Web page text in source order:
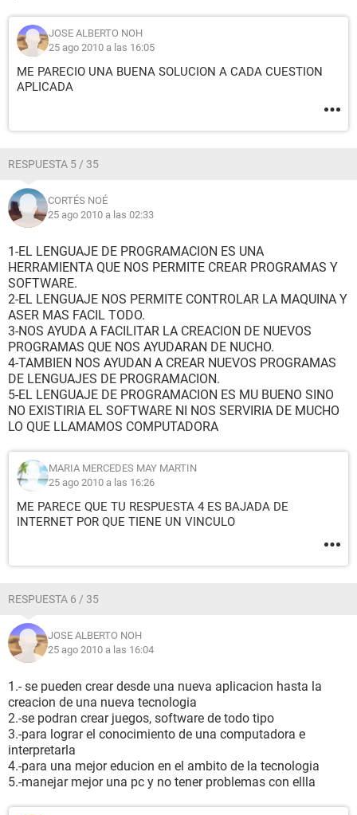
JOSE ALBERTO NOH
25 ago 2010 a las 16:05
ME PARECIO UNA BUENA SOLUCION A CADA CUESTION
APLICADA
RESPUESTA 5 / 35
CORTÉS NOÉ
25 ago 2010 a las 02:33
1-EL LENGUAJE DE PROGRAMACION ES UNA
HERRAMIENTA QUE NOS PERMITE CREAR PROGRAMAS Y
SOFTWARE.
2-EL LENGUAJE NOS PERMITE CONTROLAR LA MAQUINA Y
ASER MAS FACIL TODO.
3-NOS AYUDA A FACILITAR LA CREACION DE NUEVOS
PROGRAMAS QUE NOS AYUDARAN DE NUCHO.
4-TAMBIEN NOS AYUDAN A CREAR NUEVOS PROGRAMAS
DE LENGUAJES DE PROGRAMACION.
5-EL LENGUAJE DE PROGRAMACION ES MU BUENO SINO
NO EXISTIRIA EL SOFTWARE NI NOS SERVIRIA DE MUCHO
LO QUE LLAMAMOS COMPUTADORA
MARIA MERCEDES MAY MARTIN
25 ago 2010 a las 16:26
ME PARECE QUE TU RESPUESTA 4 ES BAJADA DE
INTERNET POR QUE TIENE UN VINCULO
RESPUESTA 6 / 35
JOSE ALBERTO NOH
25 ago 2010 a las 16:04
1.- se pueden crear desde una nueva aplicacion hasta la
creacion de una nueva tecnologia
2.-se podran crear juegos, software de todo tipo
3.-para lograr el conocimiento de una computadora e
interpretarla
4.-para una mejor educion en el ambito de la tecnologia
5.-manejar mejor una pc y no tener problemas con ellla